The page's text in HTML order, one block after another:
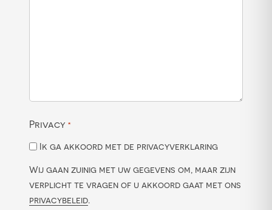
Privacy *
Ik ga akkoord met de privacyverklaring
Wij gaan zuinig met uw gegevens om, maar zijn
verplicht te vragen of u akkoord gaat met ons
privacybeleid.